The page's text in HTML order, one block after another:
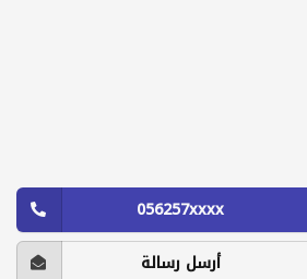
056257xxxx
أرسل رسالة